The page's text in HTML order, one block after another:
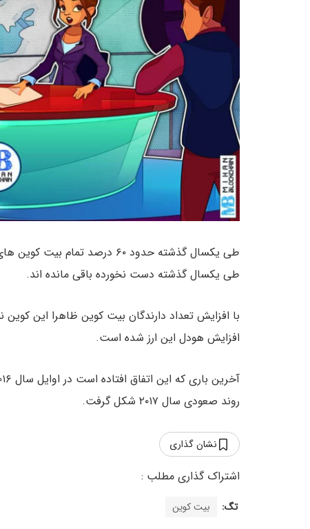
طی یکسال گذشته حدود ۶۰ درصد تمام بیت کوین های موجود در بازار انتقال نیافته اند و در کیف پول
طی یکسال گذشته دست نخورده باقی مانده اند.
با افزایش تعداد دارندگان بیت کوین ظاهرا این
افزایش هودل این ارز شده است.
روند صعودی سال ۲۰۱۷ شکل گرفت.
نشان گذاری
تگ: بیت کوین